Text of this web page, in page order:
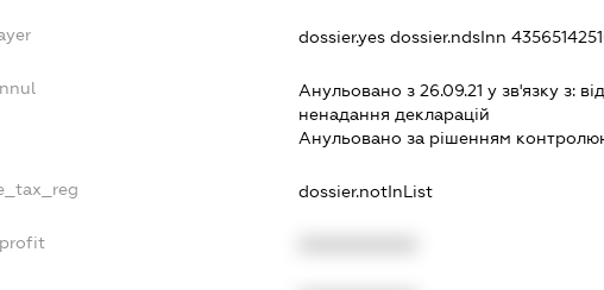
dossier.yes dossier.ndsInn
Анульовано з 26.09.21 у зв'язку з:
ненадання декларацiй
Анульовано за рiшенням
dossier.notInList